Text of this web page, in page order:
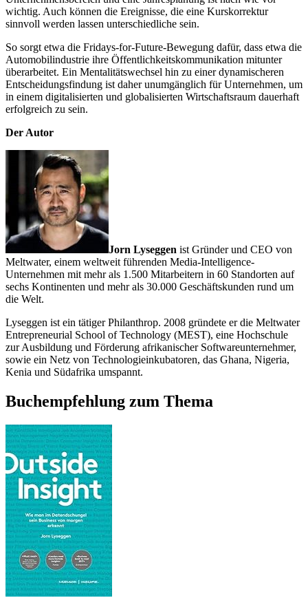
wichtig. Auch können die Ereignisse, die eine Kurskorrektur
sinnvoll werden lassen unterschiedliche sein.
So sorgt etwa die Fridays-for-Future-Bewegung dafür, dass etwa die
Automobilindustrie ihre Öffentlichkeitskommunikation mitunter
überarbeitet. Ein Mentalitätswechsel hin zu einer dynamischeren
Entscheidungsfindung ist daher unumgänglich für Unternehmen, um
in einem digitalisierten und globalisierten Wirtschaftsraum dauerhaft
erfolgreich zu sein.
Der Autor
Jorn Lyseggen ist Gründer und CEO von
Meltwater, einem weltweit führenden Media-Intelligence-
Unternehmen mit mehr als 1.500 Mitarbeitern in 60 Standorten auf
sechs Kontinenten und mehr als 30.000 Geschäftskunden rund um
die Welt.
Lyseggen ist ein tätiger Philanthrop. 2008 gründete er die Meltwater
Entrepreneurial School of Technology (MEST), eine Hochschule
zur Ausbildung und Förderung afrikanischer Softwareunternehmer,
sowie ein Netz von Technologieinkubatoren, das Ghana, Nigeria,
Kenia und Südafrika umspannt.
Buchempfehlung zum Thema